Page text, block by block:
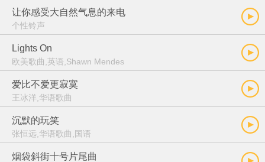
让你感受大自然气息的来电
个性铃声
Lights On
欧美歌曲,英语,Shawn Mendes
爱比不爱更寂寞
王冰洋,华语歌曲
沉默的玩笑
张恒远,华语歌曲,国语
烟袋斜街十号片尾曲